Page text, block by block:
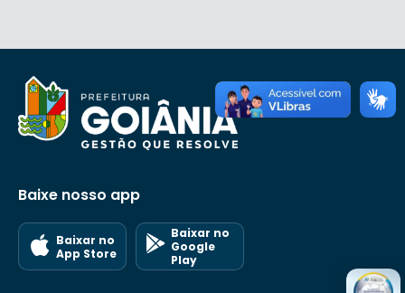
Baixe nosso app
Baixar no
App Store
Baixar no
Google
Play